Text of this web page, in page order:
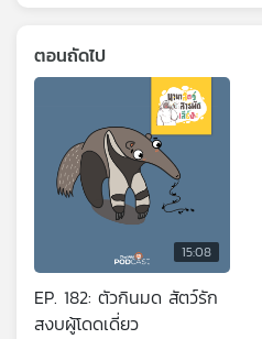
ตอนถัดไป
15:08
EP. 182: ตัวกินมด สัตว์รัก
สงบผู้โดดเดี่ยว